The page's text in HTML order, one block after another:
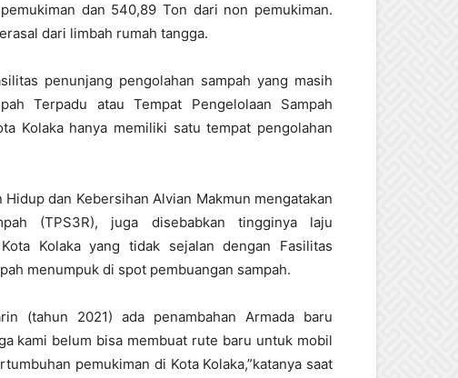
dan 540,89 Ton dari non pemukiman.
dari limbah rumah tangga.
penunjang pengolahan sampah yang masih
Terpadu atau Tempat Pengelolaan Sampah
Kolaka hanya memiliki satu tempat pengolahan
dan Kebersihan Alvian Makmun mengatakan
(TPS3R), juga disebabkan tingginya laju
Kolaka yang tidak sejalan dengan Fasilitas
menumpuk di spot pembuangan sampah.
(tahun 2021) ada penambahan Armada baru
kami belum bisa membuat rute baru untuk mobil
pemukiman di Kota Kolaka,”katanya saat